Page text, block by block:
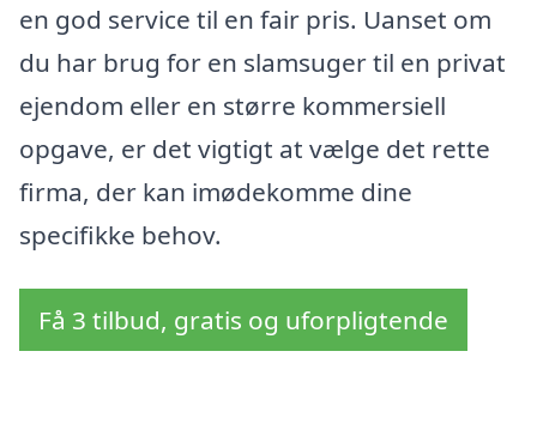
en god service til en fair pris. Uanset om
du har brug for en slamsuger til en privat
ejendom eller en større kommersiell
opgave, er det vigtigt at vælge det rette
firma, der kan imødekomme dine
specifikke behov.
Få 3 tilbud, gratis og uforpligtende